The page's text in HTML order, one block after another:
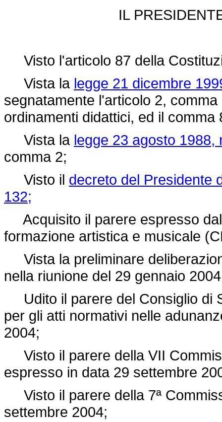
IL
Visto l'articolo 87 della
Vista la legge 21 dicembre
segnatamente l'articolo 2,
ordinamenti didattici, ed il comma
Vista la legge 23 agosto 1988,
comma 2;
Visto il decreto del Presidente
132;
Acquisito il parere espresso
formazione artistica e musicale
Vista la preliminare
nella riunione del 29 gennaio
Udito il parere del Consiglio di
per gli atti normativi nelle
2004;
Visto il parere della VII
espresso in data 29 settembre
Visto il parere della 7ª
settembre 2004;